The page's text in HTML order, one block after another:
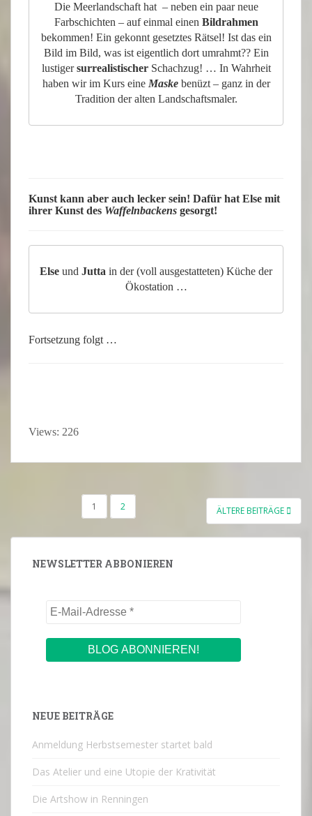
Die Meerlandschaft hat – neben ein paar neue
Farbschichten – auf einmal einen Bildrahmen
bekommen! Ein gekonnt gesetztes Rätsel! Ist das ein
Bild im Bild, was ist eigentlich dort umrahmt?? Ein
lustigersurrealistischerSchachzug! … In Wahrheit
haben wir im Kurs eine Maskebenüzt – ganz in der
Tradition der alten Landschaftsmaler.
Kunst kann aber auch lecker sein! Dafür hat Else mit
ihrer Kunst des Waffelnbackens gesorgt!
Else und Jutta in der (voll ausgestatteten) Küche der
Ökostation …
Fortsetzung folgt …
Views: 226
SEITENNUMMERIERUNG
BEITRÄGE
1 2 ÄLTERE BEITRÄGE
NEWSLETTER ABBONIEREN
NEUE BEITRÄGE
Anmeldung Herbstsemester startet bald
Das Atelier und eine Utopie der Krativität
Die Artshow in Renningen